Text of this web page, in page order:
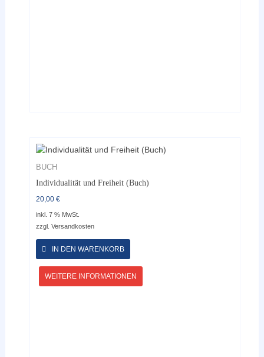
BUCH
Individualität und Freiheit (Buch)
20,00€
inkl. 7 % MwSt.
zzgl.Versandkosten
IN DEN WARENKORB
WEITERE INFORMATIONEN